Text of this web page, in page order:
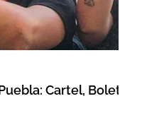
Cartel,